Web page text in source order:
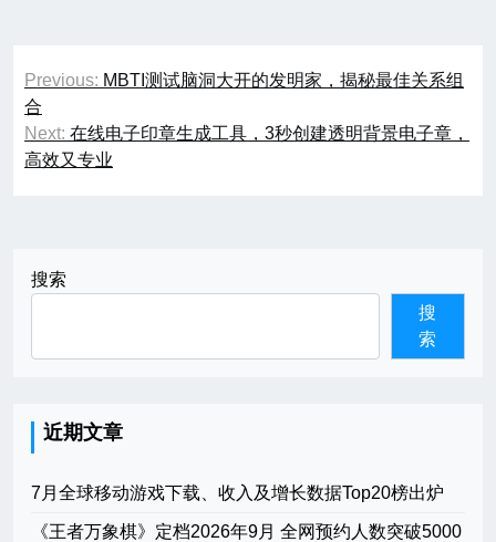
文
章
导
Previous: MBTI测试脑洞大开的发明家，揭秘最佳关系组
合
Next: 在线电子印章生成工具，3秒创建透明背景电子章，
高效又专业
搜索
搜
索
近期文章
7月全球移动游戏下载、收入及增长数据Top20榜出炉
《王者万象棋》定档2026年9月 全网预约人数突破5000